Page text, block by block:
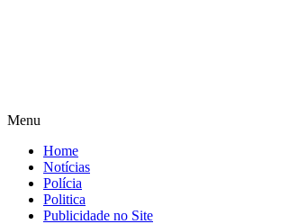
Menu
Home
Notícias
Polícia
Politica
Publicidade no Site